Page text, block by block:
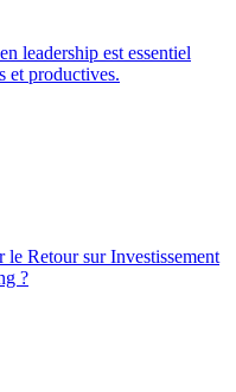
leadership est essentiel
et productives.
le Retour sur Investissement
?